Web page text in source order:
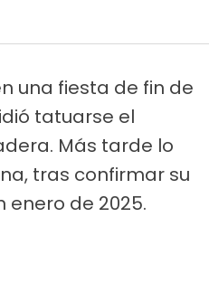
una fiesta de fin de
tatuarse el
Más tarde lo
tras confirmar su
enero de 2025.